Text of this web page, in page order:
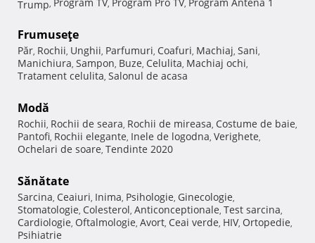
Trump, , ,
Frumuseţe
Păr, Rochii, Unghii, Parfumuri, Coafuri, Machiaj, Sani,
Manichiura, Sampon, Buze, Celulita, Machiaj ochi,
Tratament celulita, Salonul de acasa
Modă
Rochii, Rochii de seara, Rochii de mireasa, Costume de baie,
Pantofi, Rochii elegante, Inele de logodna, Verighete,
Ochelari de soare, Tendinte 2020
Sănătate
Sarcina, Ceaiuri, Inima, Psihologie, Ginecologie,
Stomatologie, Colesterol, Anticonceptionale, Test sarcina,
Cardiologie, Oftalmologie, Avort, Ceai verde, HIV, Ortopedie,
Psihiatrie